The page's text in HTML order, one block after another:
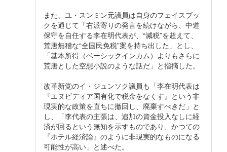
また、ユ・スンミン元議員は自身のフェイスブッ
クを通じて「右派寄りの発言を続けながら、中道
保守を自任する李在明代表が、“減税”を超えて、
荒唐無稽な“全国民免税”案を持ち出した」とし、
「基本所得（ベーシックインカム）よりもさらに
荒唐とした空想小説のような話だ」と指摘した。
改革新党のイ・ジュンソク議員も「李在明代表は
『エヌビディア国有化で税金をなくす』という非
現実的な政策を直ちに撤回し、廃棄すべきだ」と
し、「李代表の主張は、追加の資金投入なしに経
済が回るという無知を示すものであり、かつての
『ホテル経済論』のように非現実的なものになる
可能性が高い」と述べた。